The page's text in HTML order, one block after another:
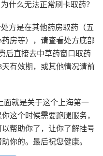
什么无法正常刷卡取药？
方是在其他药房取药（五
房等），请查看处方底部
后直接去中草药窗口取药
有效期，或其他情况请前
上面就是关于这个上海第一
这个时候需要跑腿服务，
帮助你了，让你了解挂号
你的。最后祝您健康。